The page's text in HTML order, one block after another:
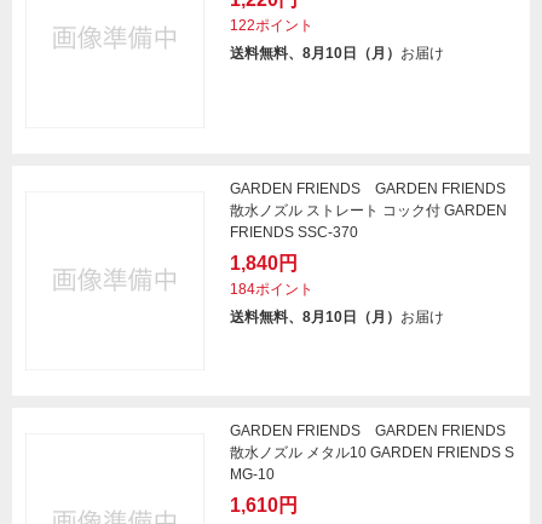
122ポイント
送料無料、8月10日（月） お届け
GARDEN FRIENDS GARDEN FRIENDS
散水ノズル ストレート コック付 GARDEN
FRIENDS SSC-370
1,840円
184ポイント
送料無料、8月10日（月） お届け
GARDEN FRIENDS GARDEN FRIENDS
散水ノズル メタル10 GARDEN FRIENDS S
MG-10
1,610円